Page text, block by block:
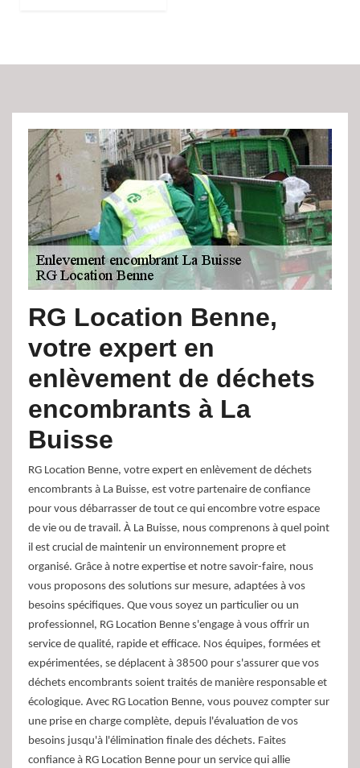
RG Location Benne,
votre expert en
enlèvement de déchets
encombrants à La
Buisse
RG Location Benne, votre expert en enlèvement de déchets
encombrants à La Buisse, est votre partenaire de confiance
pour vous débarrasser de tout ce qui encombre votre espace
de vie ou de travail. À La Buisse, nous comprenons à quel point
il est crucial de maintenir un environnement propre et
organisé. Grâce à notre expertise et notre savoir-faire, nous
vous proposons des solutions sur mesure, adaptées à vos
besoins spécifiques. Que vous soyez un particulier ou un
professionnel, RG Location Benne s'engage à vous offrir un
service de qualité, rapide et efficace. Nos équipes, formées et
expérimentées, se déplacent à 38500 pour s'assurer que vos
déchets encombrants soient traités de manière responsable et
écologique. Avec RG Location Benne, vous pouvez compter sur
une prise en charge complète, depuis l'évaluation de vos
besoins jusqu'à l'élimination finale des déchets. Faites
confiance à RG Location Benne pour un service qui allie